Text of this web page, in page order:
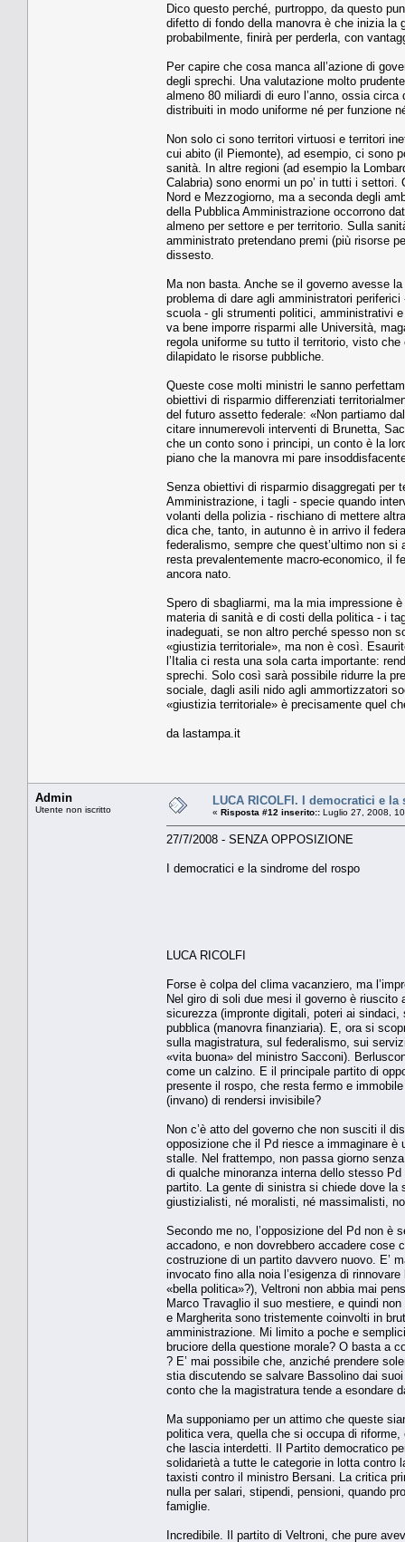
Dico questo perché, purtroppo, da questo
difetto di fondo della manovra è che inizia la
probabilmente, finirà per perderla, con
Per capire che cosa manca all’azione di
degli sprechi. Una valutazione molto
almeno 80 miliardi di euro l’anno, ossia
distribuiti in modo uniforme né per funzione
Non solo ci sono territori virtuosi e territori
cui abito (il Piemonte), ad esempio, ci sono
sanità. In altre regioni (ad esempio la
Calabria) sono enormi un po’ in tutti i
Nord e Mezzogiorno, ma a seconda degli
della Pubblica Amministrazione occorrono
almeno per settore e per territorio. Sulla
amministrato pretendano premi (più risorse
dissesto.
Ma non basta. Anche se il governo avesse
problema di dare agli amministratori
scuola - gli strumenti politici, amministrativi
va bene imporre risparmi alle Università,
regola uniforme su tutto il territorio, visto
dilapidato le risorse pubbliche.
Queste cose molti ministri le sanno
obiettivi di risparmio differenziati
del futuro assetto federale: «Non partiamo
citare innumerevoli interventi di Brunetta,
che un conto sono i principi, un conto è la
piano che la manovra mi pare
Senza obiettivi di risparmio disaggregati per
Amministrazione, i tagli - specie quando
volanti della polizia - rischiano di mettere
dica che, tanto, in autunno è in arrivo il
federalismo, sempre che quest’ultimo non
resta prevalentemente macro-economico, il
ancora nato.
Spero di sbagliarmi, ma la mia impressione
materia di sanità e di costi della politica - i
inadeguati, se non altro perché spesso non
«giustizia territoriale», ma non è così.
l’Italia ci resta una sola carta importante:
sprechi. Solo così sarà possibile ridurre la
sociale, dagli asili nido agli ammortizzatori
«giustizia territoriale» è precisamente quel
da lastampa.it
Admin
Utente non iscritto
LUCA RICOLFI. I democratici e
« Risposta #12 inserito:: Luglio 27, 2008,
27/7/2008 - SENZA OPPOSIZIONE
I democratici e la sindrome del rospo
LUCA RICOLFI
Forse è colpa del clima vacanziero, ma
Nel giro di soli due mesi il governo è riuscito
sicurezza (impronte digitali, poteri ai
pubblica (manovra finanziaria). E, ora si
sulla magistratura, sul federalismo, sui
«vita buona» del ministro Sacconi).
come un calzino. E il principale partito di
presente il rospo, che resta fermo e
(invano) di rendersi invisibile?
Non c’è atto del governo che non susciti il
opposizione che il Pd riesce a immaginare è
stalle. Nel frattempo, non passa giorno
di qualche minoranza interna dello stesso
partito. La gente di sinistra si chiede dove
giustizialisti, né moralisti, né massimalisti,
Secondo me no, l’opposizione del Pd non
accadono, e non dovrebbero accadere cose
costruzione di un partito davvero nuovo. E’
invocato fino alla noia l’esigenza di
«bella politica»?), Veltroni non abbia mai
Marco Travaglio il suo mestiere, e quindi
e Margherita sono tristemente coinvolti in
amministrazione. Mi limito a poche e
bruciore della questione morale? O basta a
? E’ mai possibile che, anziché prendere
stia discutendo se salvare Bassolino dai
conto che la magistratura tende a esondare
Ma supponiamo per un attimo che queste
politica vera, quella che si occupa di
che lascia interdetti. Il Partito democratico
solidarietà a tutte le categorie in lotta contro
taxisti contro il ministro Bersani. La critica
nulla per salari, stipendi, pensioni, quando
famiglie.
Incredibile. Il partito di Veltroni, che pure